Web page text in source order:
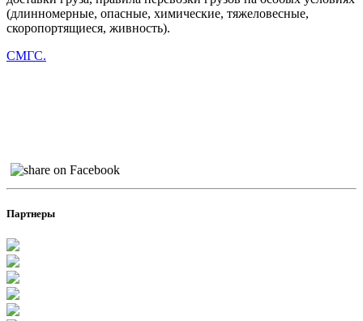
(длинномерные, опасные, химические, тяжеловесные,
скоропортящиеся, живность).
СМГС.
Партнеры